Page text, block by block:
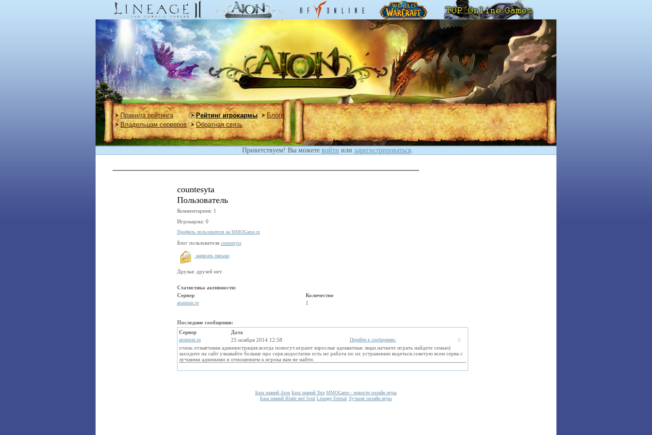
Правила рейтинга Рейтинг игрокармы
Блоги
Владельцам серверов
Обратная связь
Приветствуем! Вы можете войти или зарегистрироваться.
countesyta
Пользователь
Комментариев: 1
Игрокарма: 0
Профиль пользователя на MMOGame.ru
Блог пользователя countesyta
написать письмо
Друзья: друзей нет.
Статистика активности:
Сервер
Количество
aionmax.ru 1
Последние сообщения:
Сервер
Дата
aionmax.ru 25 ноября 2014 12:58 Перейти к сообщению.
0
очень отзывчивая администрация.всегда помогут.играют взрослые адекватные люди.начнете играть найдете семью)
заходите на сайт узнавайте больше про серв.недостатки есть но работа по их устранению ведеться.советую всем серва с
лучшими админами и отношением к игрока вам не найти.
База знаний Aion База знаний Tera MMOGame - новости онлайн игры
База знаний Blade and Soul Lineage Eternal Лучшие онлайн игры